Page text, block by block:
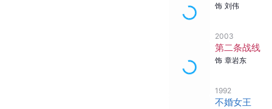
饰 刘伟
2003
第二条战线
饰 章岩东
1992
不婚女王